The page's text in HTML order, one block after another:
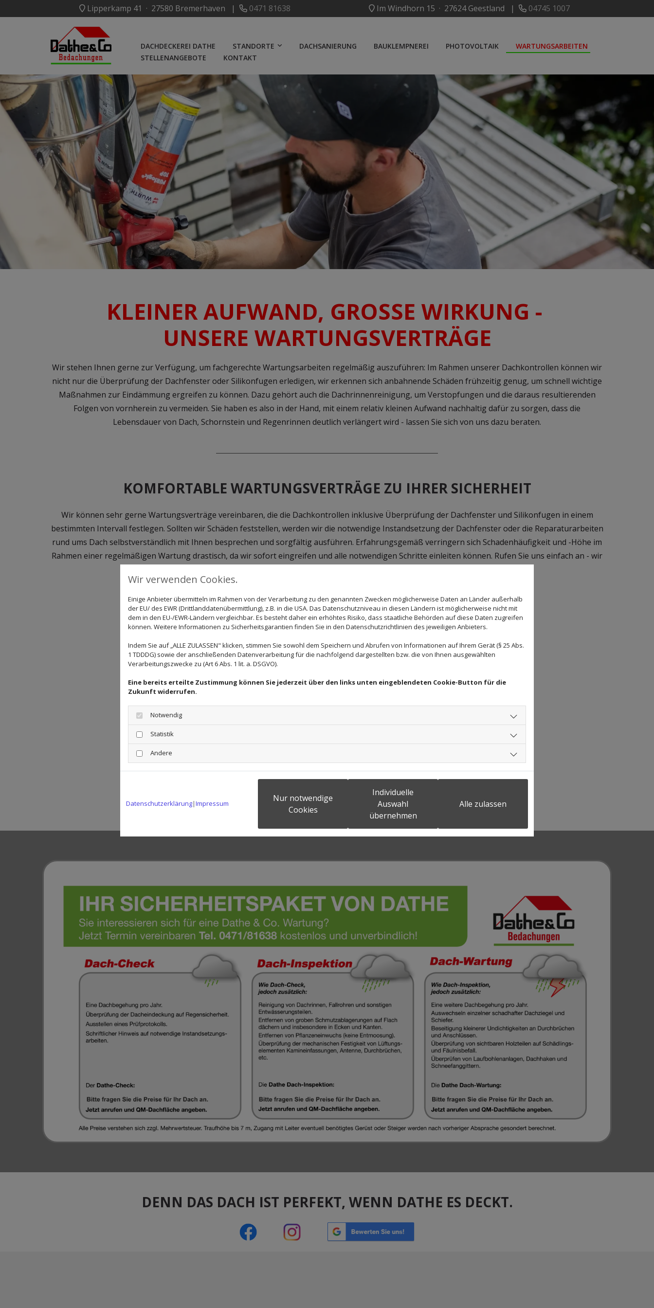
Lipperkamp 41 · 27580 Bremerhaven | 0471 81638 Im Windhorn 15 · 27624 Geestland | 04745 1007
DACHDECKEREI DATHE STANDORTE DACHSANIERUNG BAUKLEMPNEREI PHOTOVOLTAIK
WARTUNGSARBEITEN
STELLENANGEBOTE
KONTAKT
KLEINER AUFWAND, GROSSE WIRKUNG -
UNSERE WARTUNGSVERTRÄGE
Wir stehen Ihnen gerne zur Verfügung, um fachgerechte Wartungsarbeiten regelmäßig auszuführen: Im Rahmen unserer Dachkontrollen können wir
nicht nur die Überprüfung der Dachfenster oder Silikonfugen erledigen, wir erkennen sich anbahnende Schäden frühzeitig genug, um schnell wichtige
Maßnahmen zur Eindämmung ergreifen zu können. Dazu gehört auch die Dachrinnenreinigung, um Verstopfungen und die daraus resultierenden
Folgen von vornherein zu vermeiden. Sie haben es also in der Hand, mit einem relativ kleinen Aufwand nachhaltig dafür zu sorgen, dass die
Lebensdauer von Dach, Schornstein und Regenrinnen deutlich verlängert wird - lassen Sie sich von uns dazu beraten.
KOMFORTABLE WARTUNGSVERTRÄGE ZU IHRER SICHERHEIT
Wir können sehr gerne Wartungsverträge vereinbaren, die die Dachkontrollen inklusive Überprüfung der Dachfenster und Silikonfugen in einem
bestimmten Intervall festlegen. Sollten wir Schäden feststellen, werden wir die notwendige Instandsetzung der Dachfenster oder die Reparaturarbeiten
rund ums Dach selbstverständlich mit Ihnen besprechen und sorgfältig ausführen. Erfahrungsgemäß verringern sich Schadenhäufigkeit und -Höhe im
Rahmen einer regelmäßigen Wartung drastisch, da wir sofort eingreifen und alle notwendigen Schritte einleiten können. Rufen Sie uns einfach an - wir
DENN DAS DACH IST PERFEKT, WENN DATHE ES DECKT.
Wir verwenden Cookies.
Einige Anbieter übermitteln im Rahmen von der Verarbeitung zu den genannten Zwecken möglicherweise Daten an Länder außerhalb
der EU/ des EWR (Drittlanddatenübermittlung), z.B. in die USA. Das Datenschutzniveau in diesen Ländern ist möglicherweise nicht mit
dem in den EU-/EWR-Ländern vergleichbar. Es besteht daher ein erhöhtes Risiko, dass staatliche Behörden auf diese Daten zugreifen
können. Weitere Informationen zu Sicherheitsgarantien finden Sie in den Datenschutzrichtlinien des jeweiligen Anbieters.
Indem Sie auf „ALLE ZULASSEN" klicken, stimmen Sie sowohl dem Speichern und Abrufen von Informationen auf Ihrem Gerät (§ 25 Abs.
1 TDDDG) sowie der anschließenden Datenverarbeitung für die nachfolgend dargestellten bzw. die von Ihnen ausgewählten
Verarbeitungszwecke zu (Art 6 Abs. 1 lit. a. DSGVO).
Eine bereits erteilte Zustimmung können Sie jederzeit über den links unten eingeblendeten Cookie-Button für die
Zukunft widerrufen.
Notwendig
Statistik
Andere
Datenschutzerklärung|Impressum
Nur notwendige
Cookies
Individuelle
Auswahl
übernehmen
Alle zulassen